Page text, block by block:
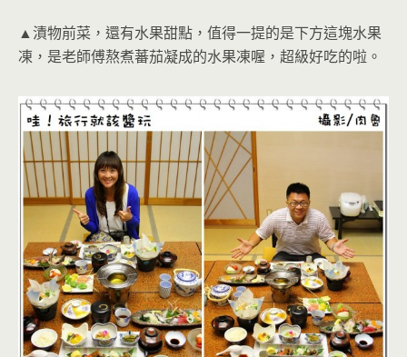
▲漬物前菜，還有水果甜點，值得一提的是下方這塊水果
凍，是老師傅熬煮蕃茄凝成的水果凍喔，超級好吃的啦。